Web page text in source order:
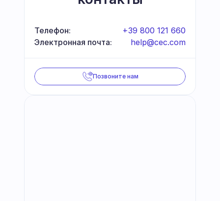
Телефон:
+39 800 121 660
Электронная почта:
help@cec.com
Позвоните нам